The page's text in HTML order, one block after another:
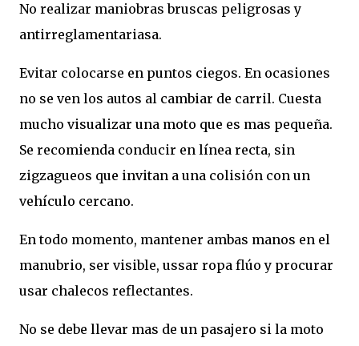
No realizar maniobras bruscas peligrosas y
antirreglamentariasa.
Evitar colocarse en puntos ciegos. En ocasiones
no se ven los autos al cambiar de carril. Cuesta
mucho visualizar una moto que es mas pequeña.
Se recomienda conducir en línea recta, sin
zigzagueos que invitan a una colisión con un
vehículo cercano.
En todo momento, mantener ambas manos en el
manubrio, ser visible, ussar ropa flúo y procurar
usar chalecos reflectantes.
No se debe llevar mas de un pasajero si la moto